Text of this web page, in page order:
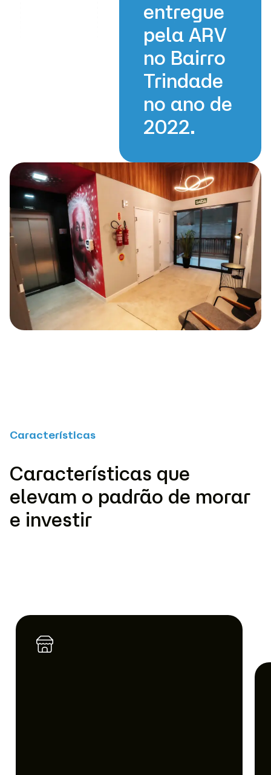
entregue
pela ARV
no Bairro
Trindade
no ano de
2022.
Características
Características que
elevam o padrão de morar
e investir